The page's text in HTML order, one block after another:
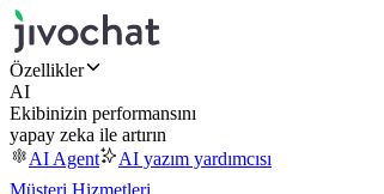
Özellikler
AI
Ekibinizin performansını
yapay zeka ile artırın
AI Agent
AI yazım yardımcısı
Müşteri Hizmetleri